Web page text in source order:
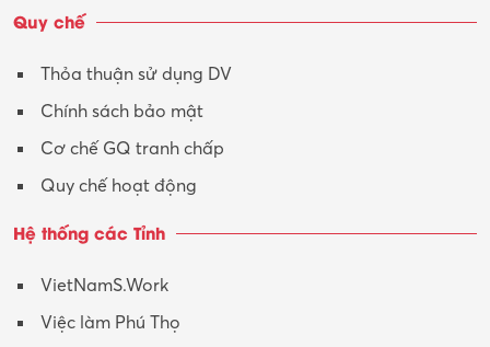
Y tế-Dược
Quy chế
Thỏa thuận sử dụng DV
Chính sách bảo mật
Cơ chế GQ tranh chấp
Quy chế hoạt động
Hệ thống các Tỉnh
VietNamS.Work
Việc làm Phú Thọ